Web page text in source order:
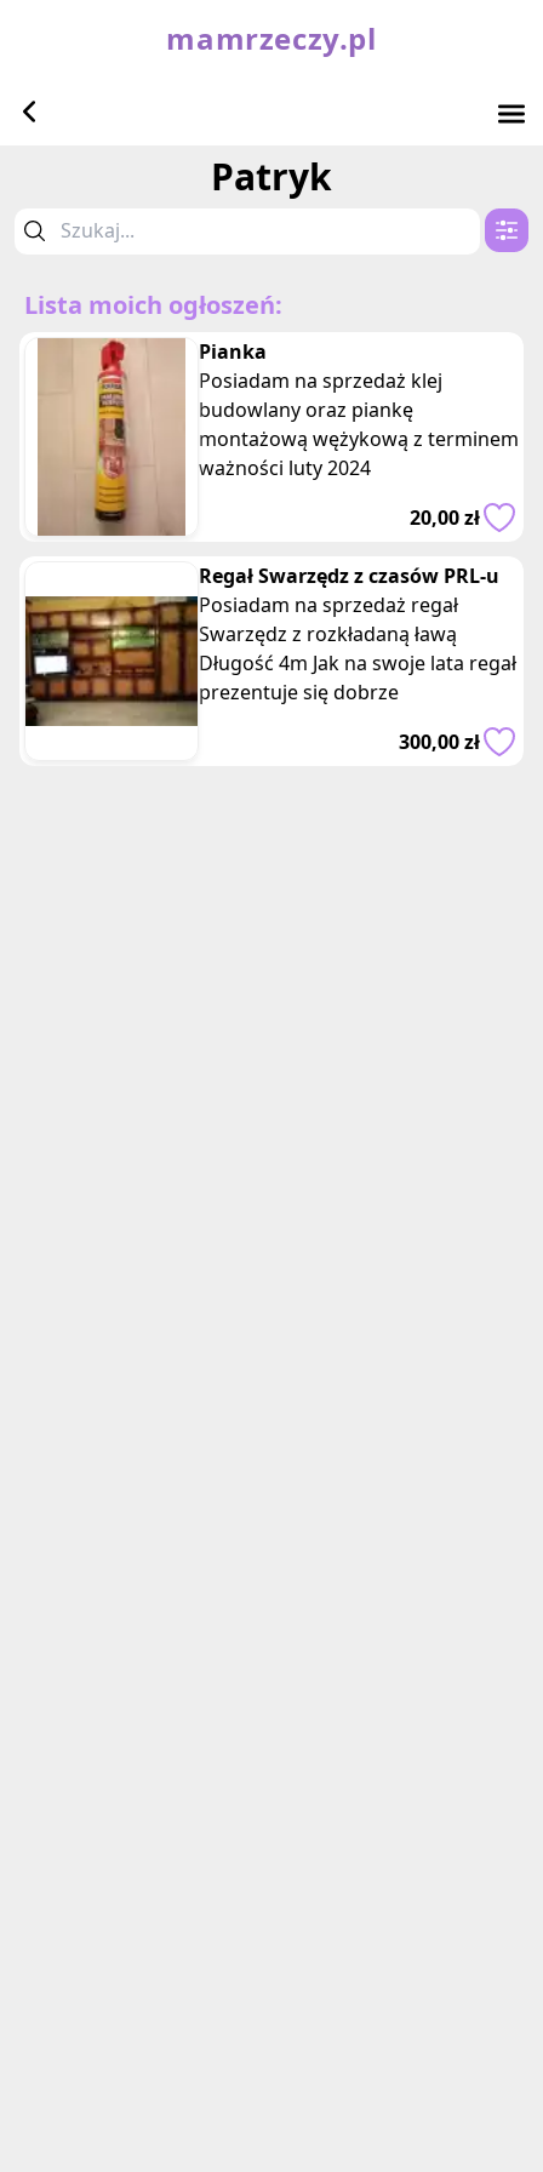
mamrzeczy.pl
Patryk
Lista moich ogłoszeń:
Pianka
Posiadam na sprzedaż klej
budowlany oraz piankę
montażową wężykową z terminem
ważności luty 2024
20,00 zł
Regał Swarzędz z czasów PRL-u
Posiadam na sprzedaż regał
Swarzędz z rozkładaną ławą
Długość 4m Jak na swoje lata regał
prezentuje się dobrze
300,00 zł